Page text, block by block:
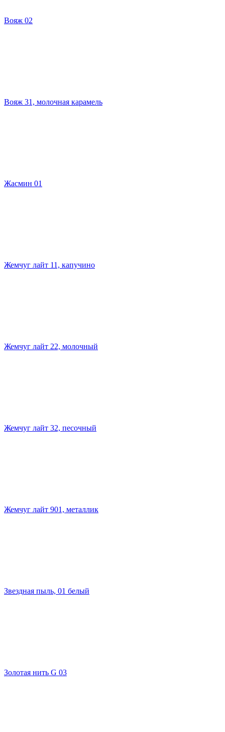
Вояж 02
Вояж 31, молочная карамель
Жасмин 01
Жемчуг лайт 11, капучино
Жемчуг лайт 22, молочный
Жемчуг лайт 32, песочный
Жемчуг лайт 901, металлик
Звездная пыль, 01 белый
Золотая нить G 03